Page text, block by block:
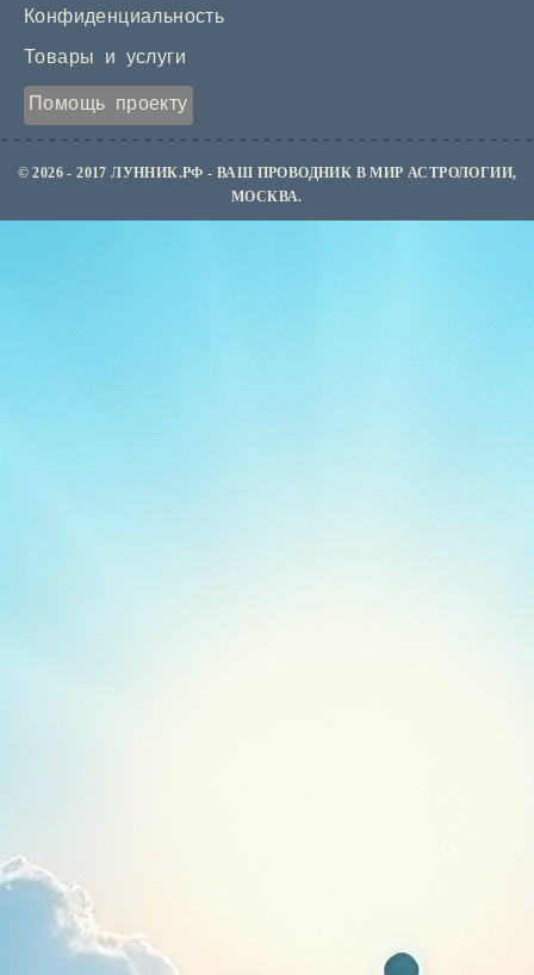
Конфиденциальность
Товары и услуги
Помощь проекту
© 2026 - 2017 ЛУННИК.РФ - ВАШ ПРОВОДНИК В МИР АСТРОЛОГИИ,
МОСКВА.